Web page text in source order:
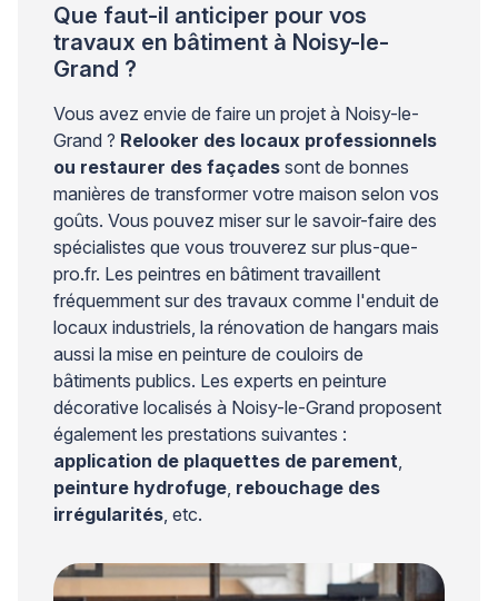
Que faut-il anticiper pour vos
travaux en bâtiment à Noisy-le-
Grand ?
Vous avez envie de faire un projet à Noisy-le-
Grand ? Relooker des locaux professionnels
ou restaurer des façades sont de bonnes
manières de transformer votre maison selon vos
goûts. Vous pouvez miser sur le savoir-faire des
spécialistes que vous trouverez sur plus-que-
pro.fr. Les peintres en bâtiment travaillent
fréquemment sur des travaux comme l'enduit de
locaux industriels, la rénovation de hangars mais
aussi la mise en peinture de couloirs de
bâtiments publics. Les experts en peinture
décorative localisés à Noisy-le-Grand proposent
également les prestations suivantes :
application de plaquettes de parement
peinture hydrofuge rebouchage des
irrégularités , etc.